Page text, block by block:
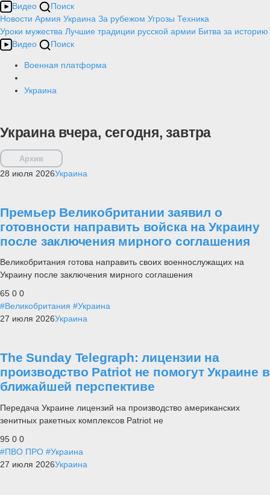
Видео
Поиск
Новости Армия Украина За рубежом Угрозы Техника
Уроки мужества Лучшие традиции русской армии Битва за историю
Видео
Поиск
Военная платформа
Украина
Украина вчера, сегодня, завтра
Архив
28 июля 2026Украина
Премьер Великобритании заявил о
готовности направить войска на Украину
после заключения мирного соглашения
Великобритания готова направить своих военнослужащих на
Украину после заключения мирного соглашения
65 0 0
#Великобритания #Украина
27 июля 2026Украина
The Sunday Telegraph: лицензии на
производство Patriot не помогут Украине в
ближайшей перспективе
Передача Украине лицензий на производство американских
зенитных ракетных комплексов Patriot не
95 0 0
#ПВО ПРО #Украина
27 июля 2026Украина